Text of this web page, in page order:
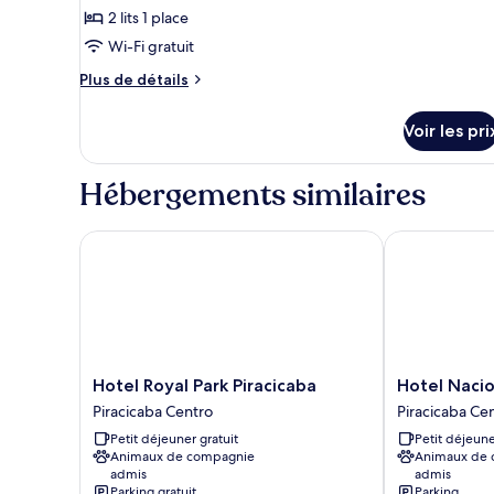
type
de
chambre :
lits
jumeaux
2 lits 1 place
Wi-Fi gratuit
Plus de détails
Plus
le
type
de
Chambre
Voir les
Hébergements similaires
Hotel
Royal
Park
Piracicaba
Piracicaba
Centro
Hotel Royal Park Piracicaba
Piracicaba Centro
Petit déjeuner gratuit
Animaux de compagnie
admis
Hotel Royal Park Piracicaba
Hotel
Nacional
Inn
Piracicaba
Piracicaba
Centro
Hotel
Piracicaba
Petit
Animaux de
admis
Hotel